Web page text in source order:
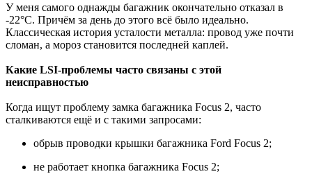
У меня самого однажды багажник окончательно отказал в
-22°C. Причём за день до этого всё было идеально.
Классическая история усталости металла: провод уже почти
сломан, а мороз становится последней каплей.
Какие LSI-проблемы часто связаны с этой
неисправностью
Когда ищут проблему замка багажника Focus 2, часто
сталкиваются ещё и с такими запросами:
обрыв проводки крышки багажника Ford Focus 2;
не работает кнопка багажника Focus 2;